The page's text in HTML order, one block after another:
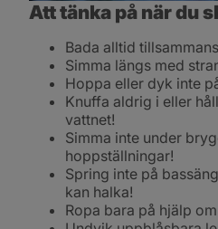
Att tänka på när du
Bada alltid
Simma längs med
Hoppa eller dyk inte
Knuffa aldrig i eller
vattnet!
Simma inte under
hoppställningar!
Spring inte på
kan halka!
Ropa bara på hjälp